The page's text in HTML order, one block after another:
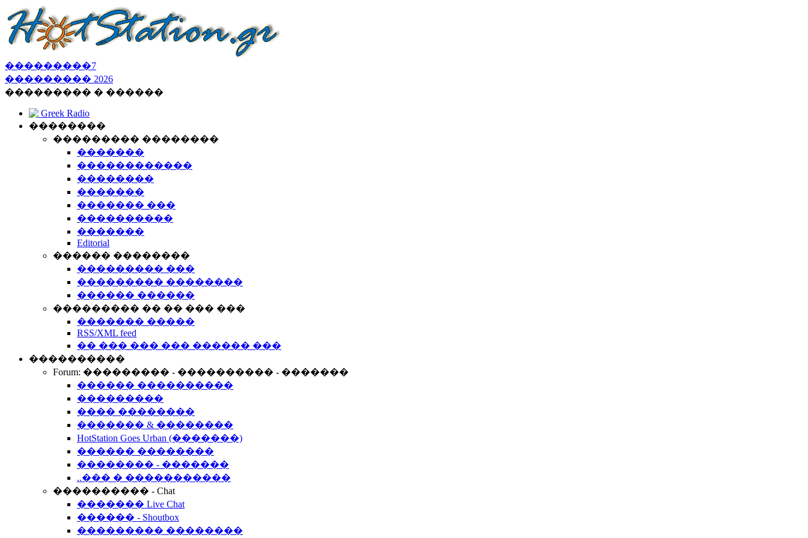
���������7
��������� 2026
��������� � ������
Greek Radio
��������
��������� ��������
�������
������������
��������
�������
������� ���
����������
�������
Editorial
������ ��������
��������� ���
��������� ��������
������ ������
��������� �� �� ��� ���
������� �����
RSS/XML feed
�� ��� ��� ��� ������ ���
����������
Forum: ��������� - ���������� - �������
������ ����������
���������
���� ��������
������� & ��������
HotStation Goes Urban (�������)
������ ��������
�������� - �������
..��� � �����������
���������� - Chat
������� Live Chat
������ - Shoutbox
��������� ��������